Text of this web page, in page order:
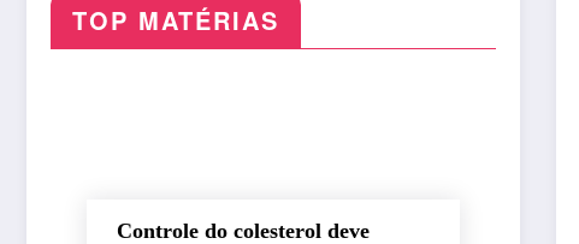
TOP MATÉRIAS
Controle do colesterol deve